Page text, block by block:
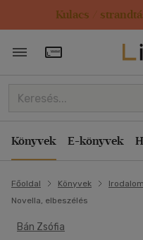
Kulacs /
Törzsvásárlói
Könyvek E-könyvek
Főoldal Könyvek Irodalom
Novella, elbeszélés
Bán Zsófia